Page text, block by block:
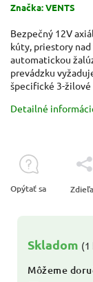
Značka:VENTS
Skladom (1
Môžeme
Bezpečný 12V
kúty, priestory nad
automatickou
prevádzku
špecifické 3-žilové
Detailné
Opýtať sa